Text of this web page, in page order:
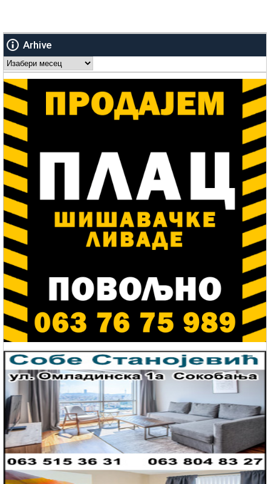
Arhive
Arhive